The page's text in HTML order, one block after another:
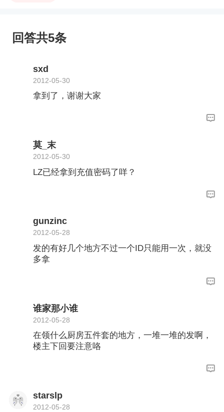
回答共5条
sxd
2012-05-30
拿到了，谢谢大家
莫_末
2012-05-30
LZ已经拿到充值密码了咩？
gunzinc
2012-05-28
发的有好几个地方不过一个ID只能用一次，就没
多拿
谁家那小谁
2012-05-28
在领什么厨房五件套的地方，一堆一堆的发啊，
楼主下回要注意咯
starslp
2012-05-28